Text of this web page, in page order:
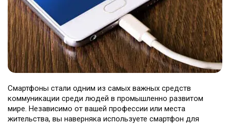
г. Киев, ТЦ LAKE PLAZA, ул. Героев
полка «Азов», 12
г. Киев, ул. Казимира Малевича, 87
Дарница
г. Киев, Комфорт Таун, ул.
Березнева, 16, корпус 3
RU UK
Смартфоны стали одним из самых важных средств
коммуникации среди людей в промышленно развитом
мире. Независимо от вашей профессии или места
жительства, вы наверняка используете смартфон для